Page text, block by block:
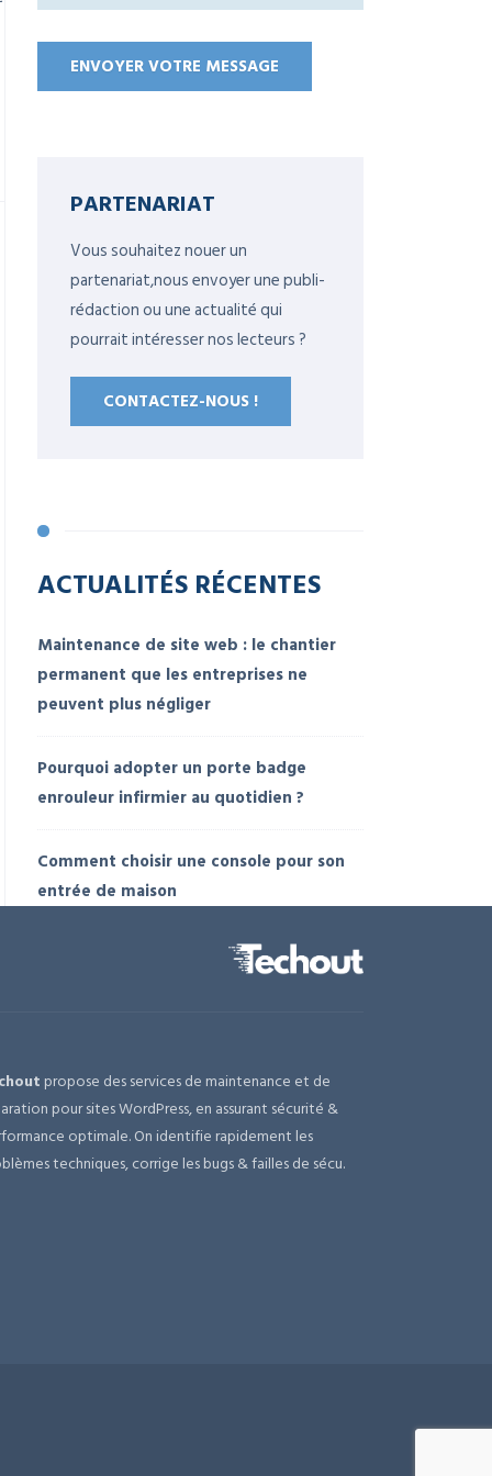
PARTENARIAT
Vous souhaitez nouer un
partenariat,nous envoyer une publi-
rédaction ou une actualité qui
pourrait intéresser nos lecteurs ?
CONTACTEZ-NOUS !
ACTUALITÉS RÉCENTES
Maintenance de site web : le chantier
permanent que les entreprises ne
peuvent plus négliger
Pourquoi adopter un porte badge
enrouleur infirmier au quotidien ?
Comment choisir une console pour son
entrée de maison
propose des services de maintenance et de
pour sites WordPress, en assurant sécurité &
optimale. On identifie rapidement les
techniques, corrige les bugs & failles de sécu.